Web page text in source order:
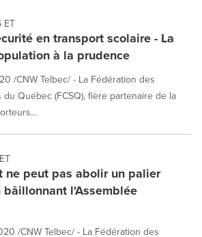
ET
en transport scolaire - La
à la prudence
/CNW Telbec/ - La Fédération des
Québec (FCSQ), fière partenaire de la
ne peut pas abolir un palier
l'Assemblée
/CNW Telbec/ - La Fédération des